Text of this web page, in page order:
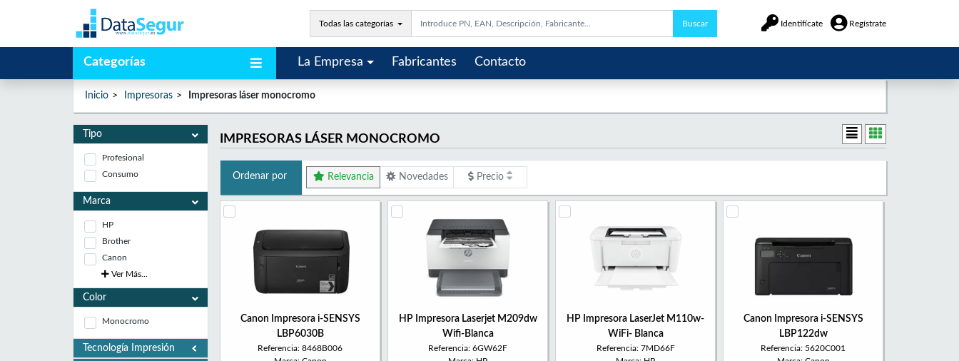
Todas las categorías Buscar Identifícate Regístrate
Categorías La Empresa Fabricantes Contacto
Inicio Impresoras Impresoras láser monocromo
Tipo
Profesional
Consumo
Marca
HP
Brother
Canon
Ver Más...
Color
Monocromo
Tecnología Impresión
IMPRESORAS LÁSER MONOCROMO
Ordenar por Relevancia Novedades Precio
Canon Impresora i-SENSYS
LBP6030B
Referencia: 8468B006
HP Impresora Laserjet M209dw
Wifi-Blanca
Referencia: 6GW62F
HP Impresora LaserJet M110w-
WiFi- Blanca
Referencia: 7MD66F
Canon Impresora i-SENSYS
LBP122dw
Referencia: 5620C001